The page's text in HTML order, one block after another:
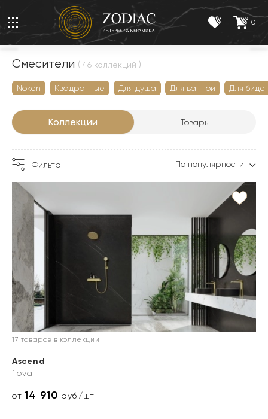
0
Смесители ( 46 коллекций )
Noken Квадратные Для душа Для ванной Для биде
Коллекции Товары
Фильтр По популярности
17 товаров в коллекции
Ascend
flova
от14 910 руб./шт